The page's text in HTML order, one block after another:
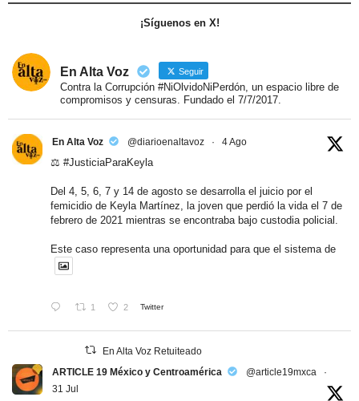
¡Síguenos en X!
En Alta Voz Seguir
Contra la Corrupción #NiOlvidoNiPerdón, un espacio libre de
compromisos y censuras. Fundado el 7/7/2017.
En Alta Voz @diarioenaltavoz · 4 Ago
⚖️ #JusticiaParaKeyla
Del 4, 5, 6, 7 y 14 de agosto se desarrolla el juicio por el
femicidio de Keyla Martínez, la joven que perdió la vida el 7 de
febrero de 2021 mientras se encontraba bajo custodia policial.
Este caso representa una oportunidad para que el sistema de
1 2 Twitter
En Alta Voz Retuiteado
ARTICLE 19 México y Centroamérica
@article19mxca
·
31 Jul